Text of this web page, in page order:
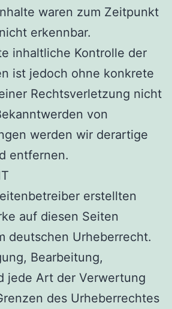
waren zum Zeitpunkt
erkennbar.
inhaltliche Kontrolle der
ist jedoch ohne konkrete
Rechtsverletzung nicht
von
werden wir derartige
entfernen.
erstellten
auf diesen Seiten
deutschen Urheberrecht.
Bearbeitung,
jede Art der Verwertung
des Urheberrechtes